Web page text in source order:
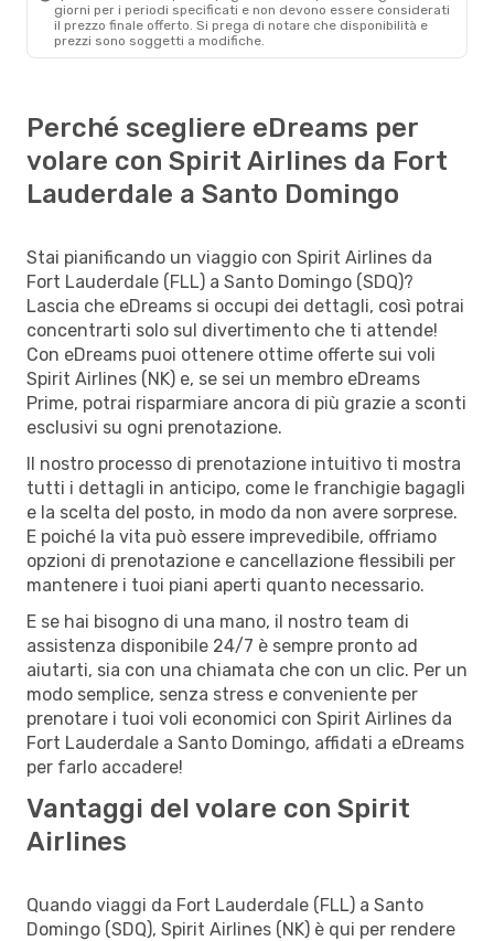
giorni per i periodi specificati e non devono essere considerati
il ​​prezzo finale offerto. Si prega di notare che disponibilità e
prezzi sono soggetti a modifiche.
Perché scegliere eDreams per
volare con Spirit Airlines da Fort
Lauderdale a Santo Domingo
Stai pianificando un viaggio con Spirit Airlines da
Fort Lauderdale (FLL) a Santo Domingo (SDQ)?
Lascia che eDreams si occupi dei dettagli, così potrai
concentrarti solo sul divertimento che ti attende!
Con eDreams puoi ottenere ottime offerte sui voli
Spirit Airlines (NK) e, se sei un membro eDreams
Prime, potrai risparmiare ancora di più grazie a sconti
esclusivi su ogni prenotazione.
Il nostro processo di prenotazione intuitivo ti mostra
tutti i dettagli in anticipo, come le franchigie bagagli
e la scelta del posto, in modo da non avere sorprese.
E poiché la vita può essere imprevedibile, offriamo
opzioni di prenotazione e cancellazione flessibili per
mantenere i tuoi piani aperti quanto necessario.
E se hai bisogno di una mano, il nostro team di
assistenza disponibile 24/7 è sempre pronto ad
aiutarti, sia con una chiamata che con un clic. Per un
modo semplice, senza stress e conveniente per
prenotare i tuoi voli economici con Spirit Airlines da
Fort Lauderdale a Santo Domingo, affidati a eDreams
per farlo accadere!
Vantaggi del volare con Spirit
Airlines
Quando viaggi da Fort Lauderdale (FLL) a Santo
Domingo (SDQ), Spirit Airlines (NK) è qui per rendere